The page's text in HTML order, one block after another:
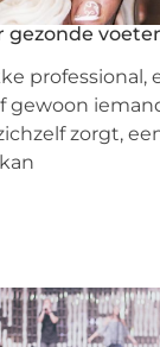
gezonde
professional,
gewoon
zorgt,